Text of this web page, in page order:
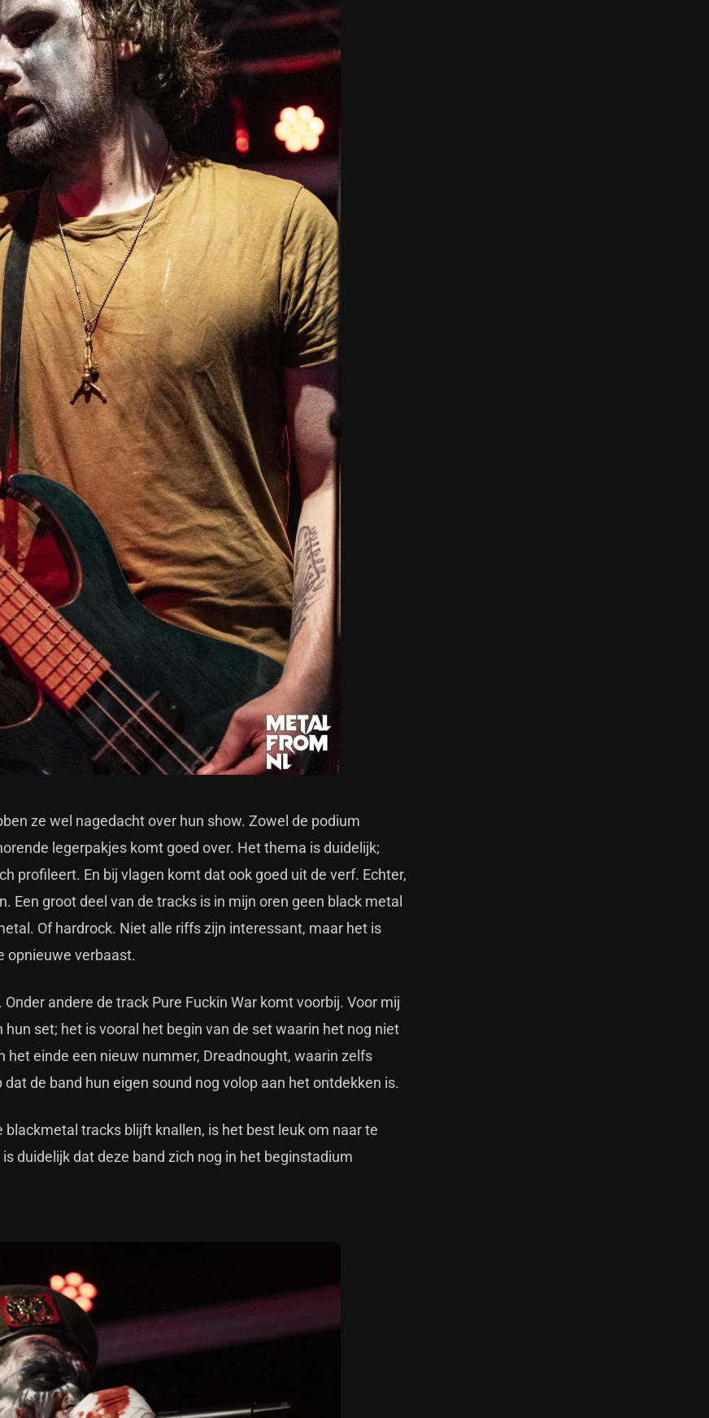
ze wel nagedacht over hun show. Zowel de podium
legerpakjes komt goed over. Het thema is duidelijk;
profileert. En bij vlagen komt dat ook goed uit de verf. Echter,
groot deel van de tracks is in mijn oren geen black metal
Of hardrock. Niet alle riffs zijn interessant, maar het is
opnieuwe verbaast.
andere de track Pure Fuckin War komt voorbij. Voor mij
set; het is vooral het begin van de set waarin het nog niet
einde een nieuw nummer, Dreadnought, waarin zelfs
de band hun eigen sound nog volop aan het ontdekken is.
tracks blijft knallen, is het best leuk om naar te
duidelijk dat deze band zich nog in het beginstadium